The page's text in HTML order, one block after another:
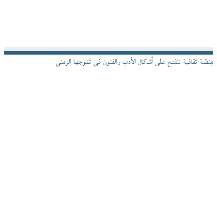
مِنصّة ثقافية تنفتح على أشكال الأدب والفنون في تَمَوجها الزمني